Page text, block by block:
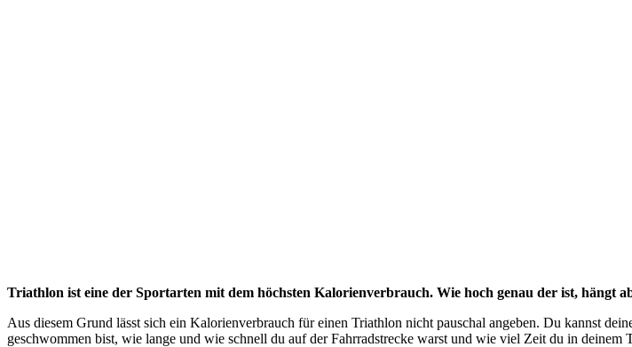
Triathlon ist eine der Sportarten mit dem höchsten Kalorienverbrauch. Wie hoch genau der ist, hängt
Aus diesem Grund lässt sich ein Kalorienverbrauch für einen Triathlon nicht pauschal angeben. Du kannst
geschwommen bist, wie lange und wie schnell du auf der Fahrradstrecke warst und wie viel Zeit du in deinem